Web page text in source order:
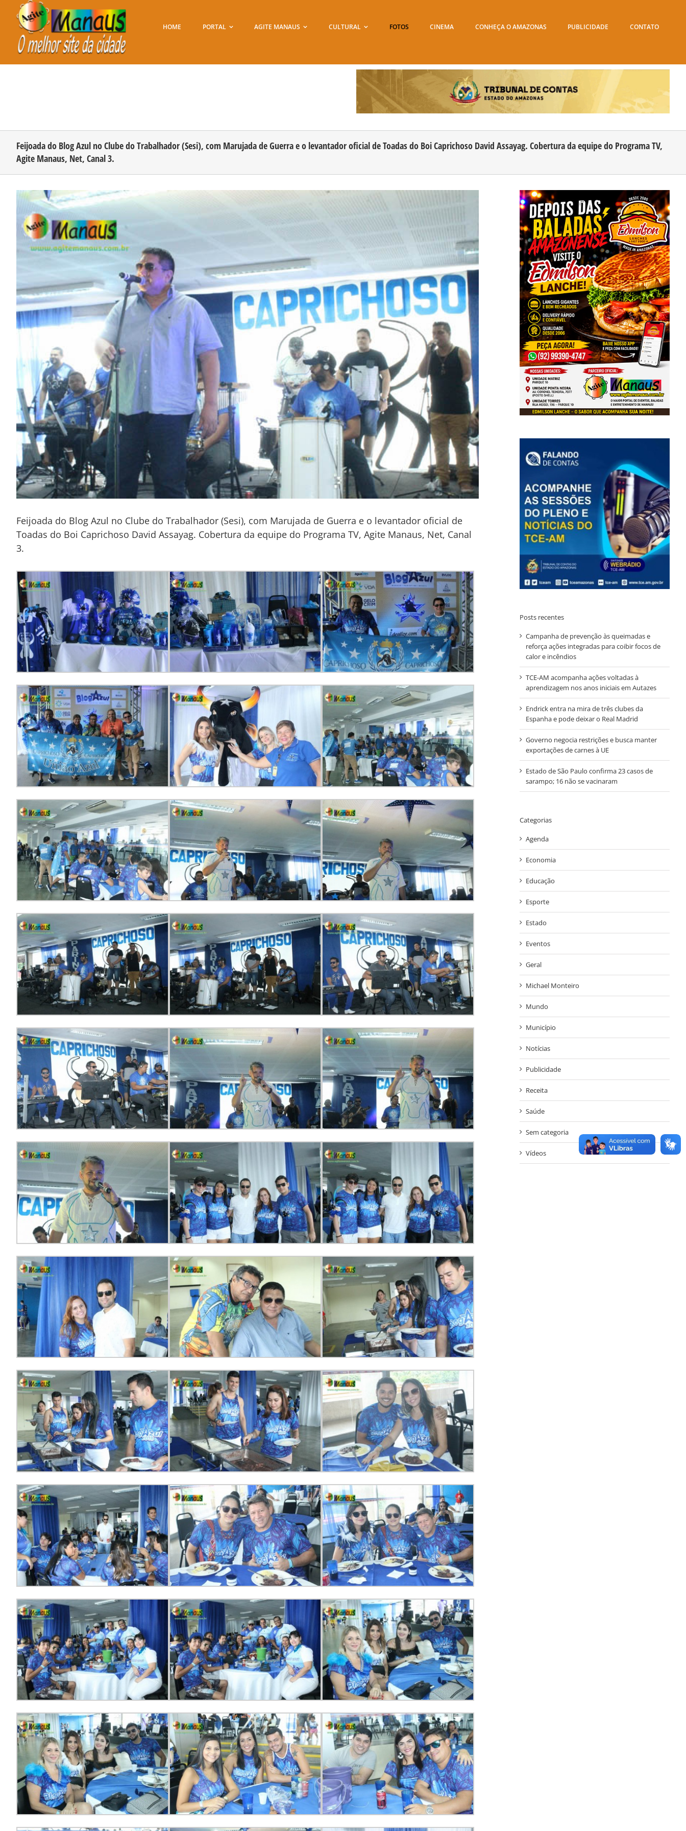
conteúdo
HOME PORTAL AGITE MANAUS CULTURAL FOTOS CINEMA CONHEÇA O AMAZONAS PUBLICIDADE CONTATO
Feijoada do Blog Azul no Clube do Trabalhador (Sesi), com Marujada de Guerra e o levantador oficial de Toadas do Boi Caprichoso David Assayag. Cobertura da equipe do Programa TV,
Agite Manaus, Net, Canal 3.
View
Larger
Image
Feijoada do Blog Azul no Clube do Trabalhador (Sesi), com Marujada de Guerra e o levantador oficial de
Toadas do Boi Caprichoso David Assayag. Cobertura da equipe do Programa TV, Agite Manaus, Net, Canal
3.
Posts recentes
Campanha de prevenção às queimadas e
reforça ações integradas para coibir focos de
calor e incêndios
TCE-AM acompanha ações voltadas à
aprendizagem nos anos iniciais em Autazes
Endrick entra na mira de três clubes da
Espanha e pode deixar o Real Madrid
Governo negocia restrições e busca manter
exportações de carnes à UE
Estado de São Paulo confirma 23 casos de
sarampo; 16 não se vacinaram
Categorias
Agenda
Economia
Educação
Esporte
Estado
Eventos
Geral
Michael Monteiro
Mundo
Município
Notícias
Publicidade
Receita
Saúde
Sem categoria
Vídeos